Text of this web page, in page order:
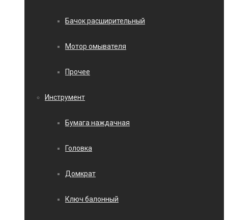
Бачок расширительный
Мотор омывателя
Прочее
Инструмент
Бумага наждачная
Головка
Домкрат
Ключ балонный